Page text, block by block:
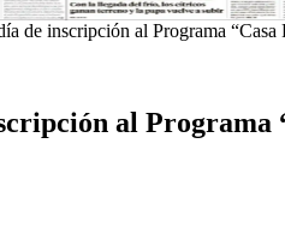
de inscripción al Programa “Casa
al Programa